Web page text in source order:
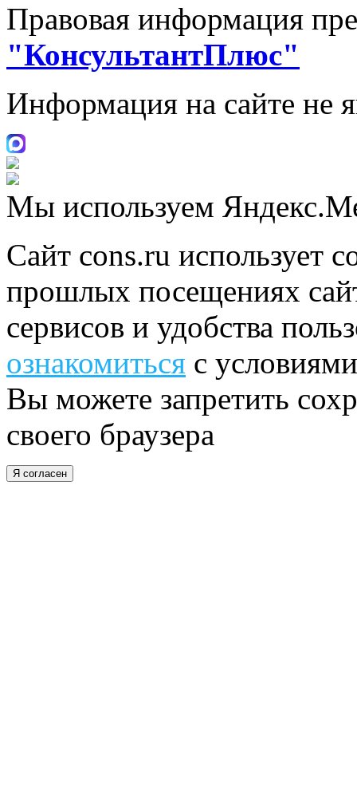
Правовая информация
"КонсультантПлюс"
Информация на сайте не
Мы используем
Сайт cons.ru использует
прошлых посещениях
сервисов и удобства
ознакомиться с
Вы можете запретить
своего браузера
Я согласен